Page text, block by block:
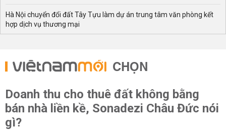
Hà Nội chuyển đổi đất Tây Tựu làm dự án trung tâm văn phòng kết
hợp dịch vụ thương mại
CHỌN
Doanh thu cho thuê đất không bằng
bán nhà liền kề, Sonadezi Châu Đức nói
gì?